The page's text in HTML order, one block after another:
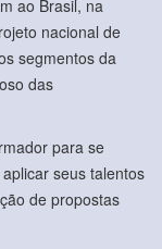
ao Brasil, na
nacional de
segmentos da
das
para se
seus talentos
de propostas